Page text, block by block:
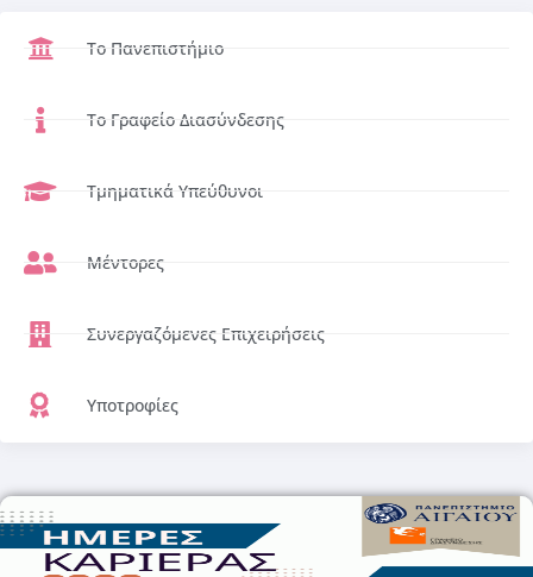
Το Πανεπιστήμιο
Το Γραφείο Διασύνδεσης
Τμηματικά Υπεύθυνοι
Μέντορες
Συνεργαζόμενες Επιχειρήσεις
Υποτροφίες